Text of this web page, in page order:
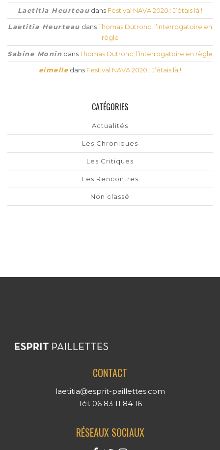
Laetitia Heurteau dans Festival NAVA 2020 : J’étais là !
Laetitia Heurteau dansThomas Dutronc, l’interrogatoire en
règle
Sabine Monin dansThomas Dutronc, l’interrogatoire en règle
eimelle dans Festival NAVA 2020 : J’étais là !
CATÉGORIES
Actualités
Les Chroniques
Les Critiques
Les Rencontres
Non classé
CONTACT
laetitia@esprit-paillettes.com
Tél. 06 83 11 84 16
RÉSEAUX SOCIAUX